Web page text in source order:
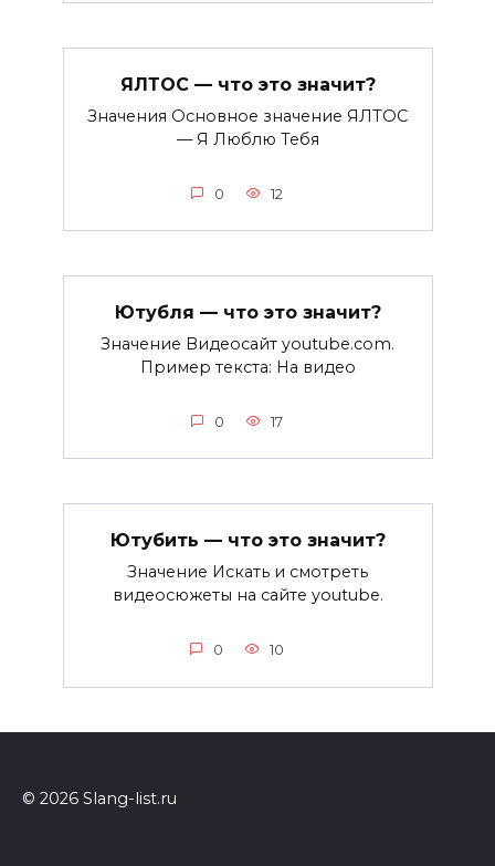
ЯЛТОС — что это значит?
Значения Основное значение ЯЛТОС
— Я Люблю Тебя
0 12
Ютубля — что это значит?
Значение Видеосайт youtube.com.
Пример текста: На видео
0 17
Ютубить — что это значит?
Значение Искать и смотреть
видеосюжеты на сайте youtube.
0 10
© 2026 Slang-list.ru